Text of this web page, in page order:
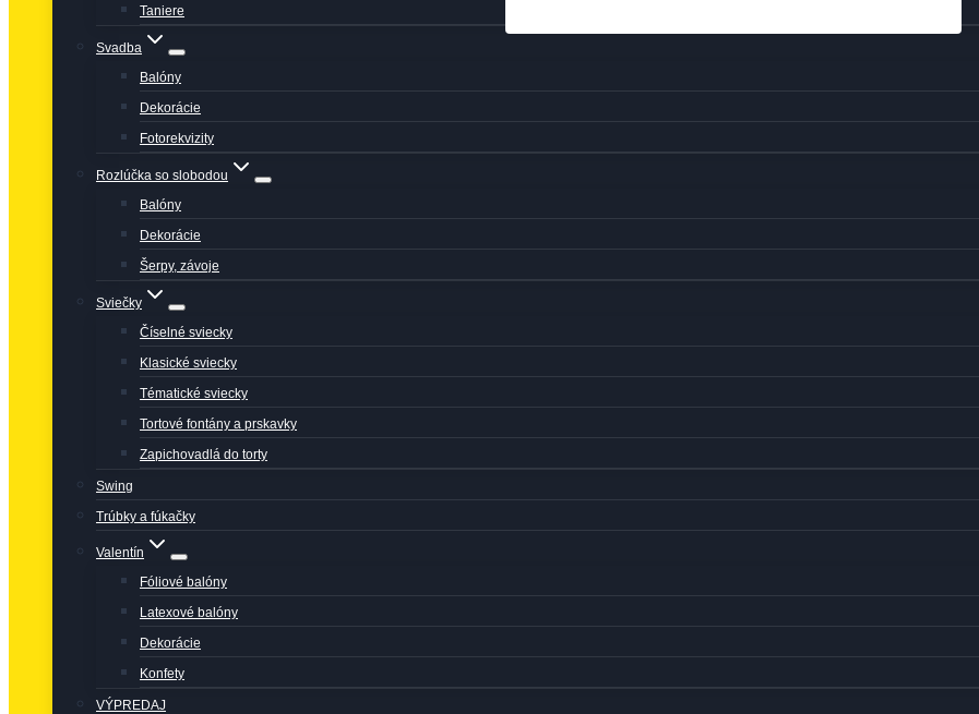
Taniere
Svadba
Balóny
Dekorácie
Fotorekvizity
Rozlúčka so slobodou
Balóny
Dekorácie
Šerpy, závoje
Sviečky
Číselné sviecky
Klasické sviecky
Tématické sviecky
Tortové fontány a prskavky
Zapichovadlá do torty
Swing
Trúbky a fúkačky
Valentín
Fóliové balóny
Latexové balóny
Dekorácie
Konfety
VÝPREDAJ